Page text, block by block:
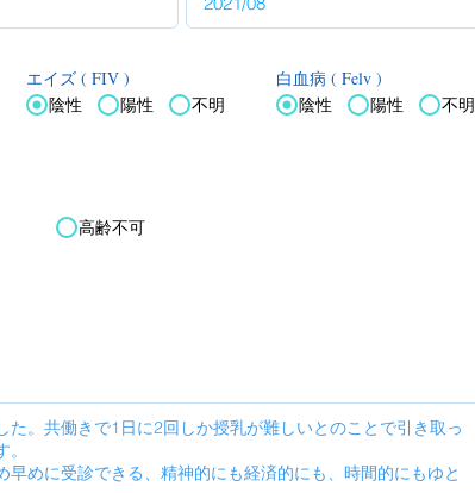
エイズ ( FIV )
陰性
陽性 不明
白血病 ( Felv )
陰性
陽性 不明
高齢不可